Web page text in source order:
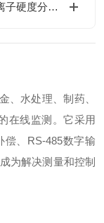
解决循环水结垢难题！工业循环水在线钙离子硬度分析仪选型与应用
、水处理、制药、
在线监测。它采用
、RS-485数字输
为解决测量和控制